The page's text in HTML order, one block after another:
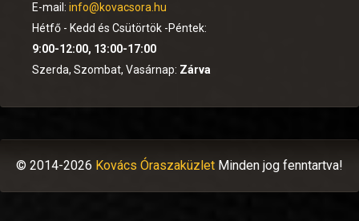
E-mail: info@kovacsora.hu
Hétfő - Kedd és Csütörtök -Péntek:
9:00-12:00, 13:00-17:00
Szerda, Szombat, Vasárnap: Zárva
© 2014-2026 Kovács Óraszaküzlet Minden jog fenntartva!